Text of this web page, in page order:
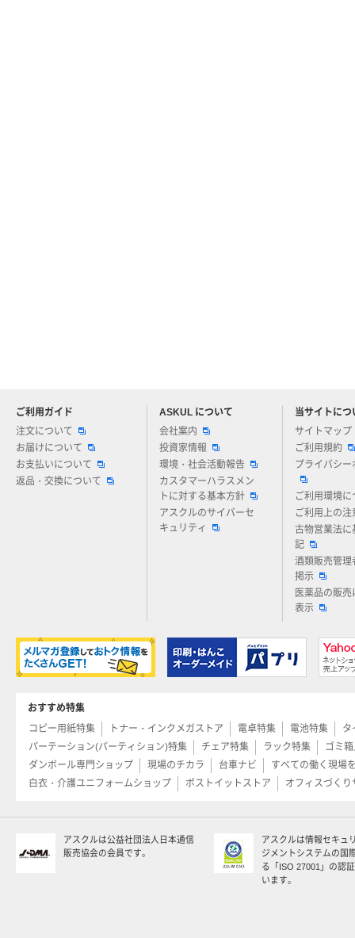
ご利用ガイド
注文について
お届けについて
お支払いについて
返品・交換について
ASKUL について
会社案内
投資家情報
環境・社会活動報告
カスタマーハラスメン
トに対する基本方針
アスクルのサイバーセ
キュリティ
当サイトにつ
サイトマップ
ご利用規約
プライバシー
ご利用環境に
ご利用上の注
古物営業法に
記
酒類販売管理
掲示
医薬品の販売
表示
アスクルについてお気軽にご質問ください
おすすめ特集
コピー用紙特集
トナー・インクメガストア 電卓特集 電池特集
タ
パーテーション(パーティション)特集
チェア特集 ラック特集
ゴミ
ダンボール専門ショップ
現場のチカラ 台車ナビ
すべての働く現場
白衣・介護ユニフォームショップ
ポストイットストア オフィスづくり
アスクルは公益社団法人日本通信
販売協会の会員です。
アスクルは情報セキュ
ジメントシステムの国
る「ISO 27001」の認
います。